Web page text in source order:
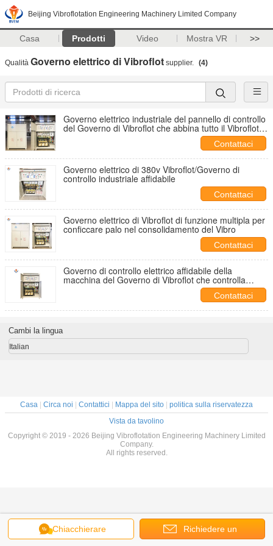
Beijing Vibroflotation Engineering Machinery Limited Company
Casa Prodotti Video Mostra VR >>
Qualità Governo elettrico di Vibroflot supplier. (4)
Governo elettrico industriale del pannello di controllo
del Governo di Vibroflot che abbina tutto il Vibroflot
Contattaci
Governo elettrico di 380v Vibroflot/Governo di
controllo industriale affidabile
Contattaci
Governo elettrico di Vibroflot di funzione multipla per
conficcare palo nel consolidamento del Vibro
Contattaci
Governo di controllo elettrico affidabile della
macchina del Governo di Vibroflot che controlla
Contattaci
Chiacchierare Richiedere un
Cambi la lingua
Italian
Casa Circa noi Contattici Mappa del sito
politica sulla riservatezza
Vista da tavolino
Copyright © 2019 - 2026 Beijing Vibroflotation Engineering Machinery Limited
Company.
All rights reserved.